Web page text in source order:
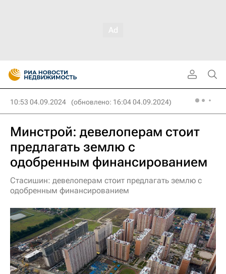
10:53 04.09.2024 (обновлено: 16:04 04.09.2024)
Минстрой: девелоперам стоит
предлагать землю с
одобренным финансированием
Стасишин: девелоперам стоит предлагать землю с
одобренным финансированием